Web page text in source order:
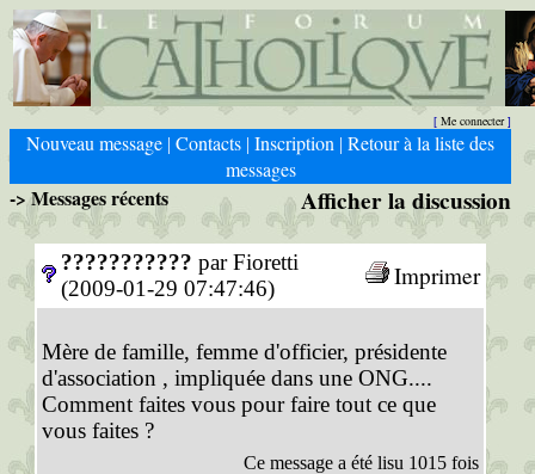
[ Me connecter]
Nouveau message | Contacts | Inscription | Retour à la liste des
messages
-> Messages récents Afficher la discussion
??????????? par Fioretti
(2009-01-29 07:47:46)
Imprimer
Mère de famille, femme d'officier, présidente
d'association , impliquée dans une ONG....
Comment faites vous pour faire tout ce que
vous faites ?
Ce message a été lisu 1015 fois